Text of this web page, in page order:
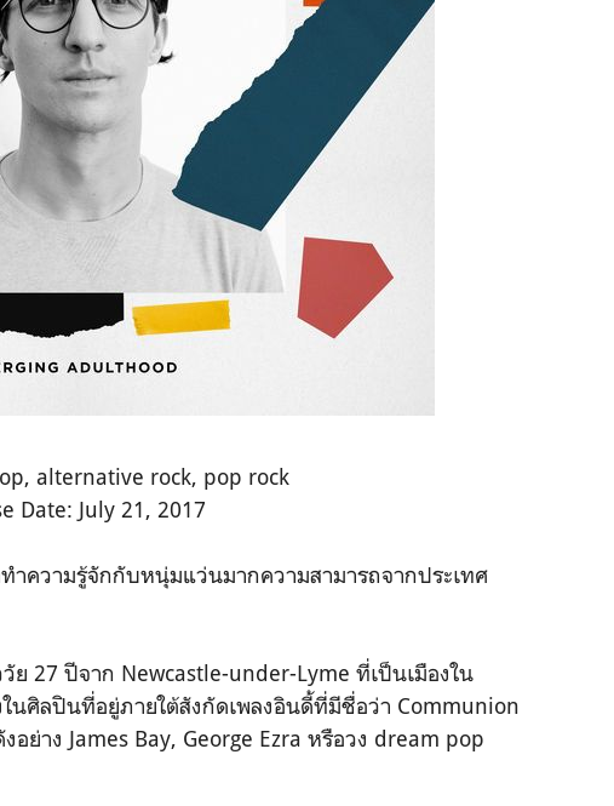
alternative rock, pop rock
Date: July 21, 2017
ำความรู้จักกับหนุ่มแว่นมากความสามารถจากประเทศ
27 ปีจาก Newcastle-under-Lyme ที่เป็นเมืองใน
นศิลปินที่อยู่ภายใต้สังกัดเพลงอินดี้ที่มีชื่อว่า Communion
ย่าง James Bay, George Ezra หรือวง dream pop